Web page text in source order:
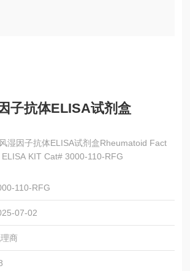
子抗体ELISA试剂盒
湿因子抗体ELISA试剂盒Rheumatoid Fact
KIT Cat# 3000-110-RFG
110-RFG
07-02
商